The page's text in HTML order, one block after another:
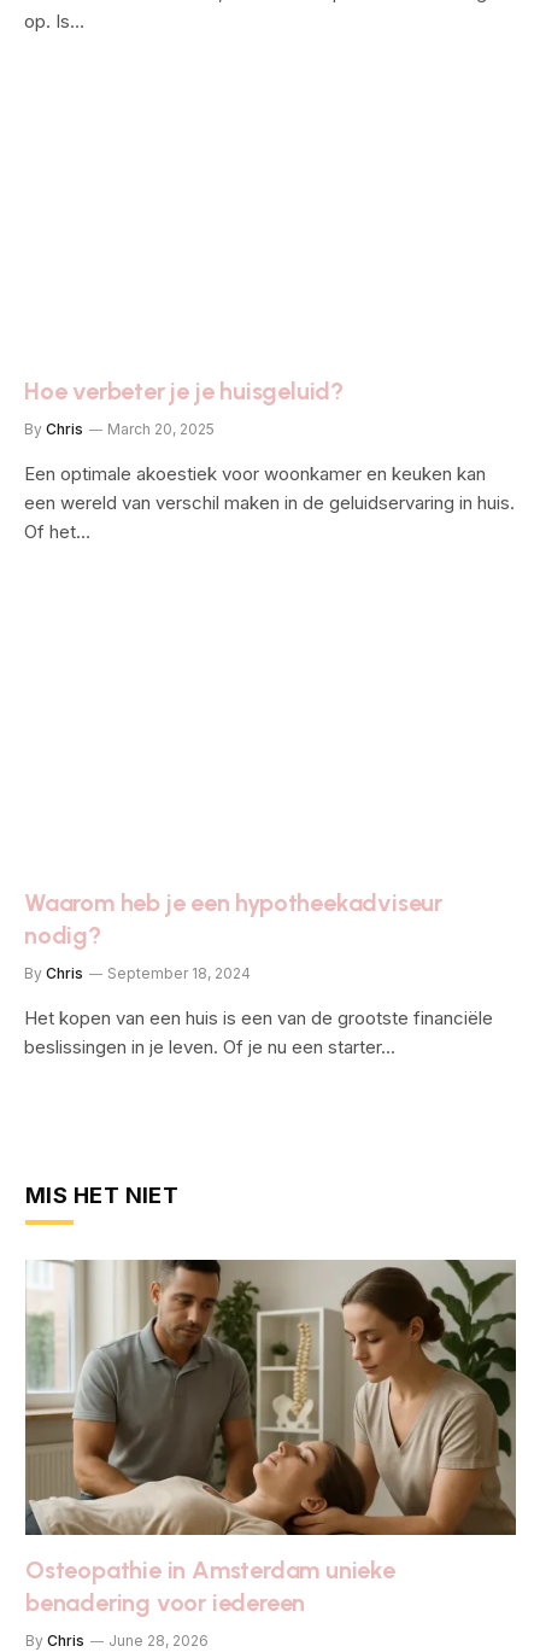
op. Is…
Hoe verbeter je je huisgeluid?
By Chris March 20, 2025
Een optimale akoestiek voor woonkamer en keuken kan
een wereld van verschil maken in de geluidservaring in huis.
Of het…
Waarom heb je een hypotheekadviseur
nodig?
By Chris September 18, 2024
Het kopen van een huis is een van de grootste financiële
beslissingen in je leven. Of je nu een starter…
MIS HET NIET
Osteopathie in Amsterdam unieke
benadering voor iedereen
By Chris June 28, 2026